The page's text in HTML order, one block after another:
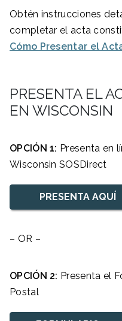
Obtén instrucciones
completar el acta
Cómo Presentar el
PRESENTA EL
EN WISCONSIN
OPCIÓN 1: Presenta en
Wisconsin SOSDirect
PRESENTA AQUÍ
– OR –
OPCIÓN 2: Presenta el
Postal